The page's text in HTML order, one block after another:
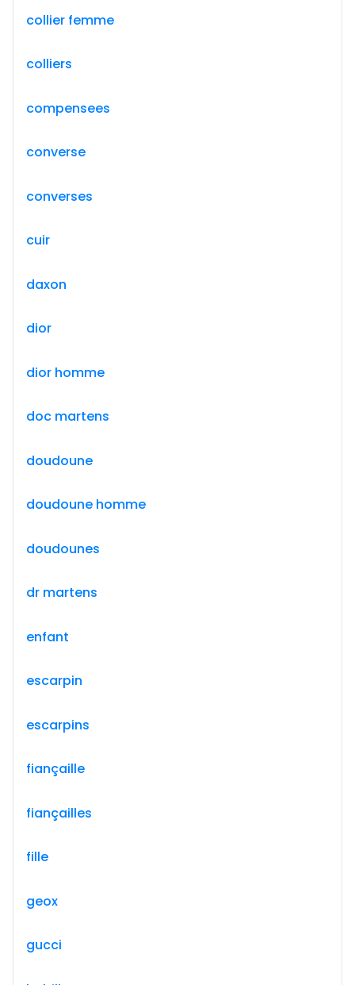
collier femme
colliers
compensees
converse
converses
cuir
daxon
dior
dior homme
doc martens
doudoune
doudoune homme
doudounes
dr martens
enfant
escarpin
escarpins
fiançaille
fiançailles
fille
geox
gucci